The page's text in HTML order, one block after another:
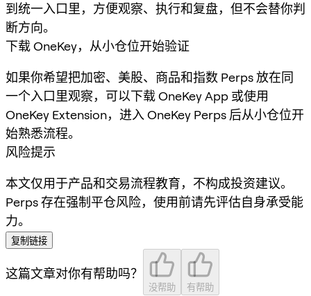
到统一入口里，方便观察、执行和复盘，但不会替你判
断方向。
下载 OneKey，从小仓位开始验证
如果你希望把加密、美股、商品和指数 Perps 放在同
一个入口里观察，可以下载 OneKey App 或使用
OneKey Extension，进入 OneKey Perps 后从小仓位开
始熟悉流程。
风险提示
本文仅用于产品和交易流程教育，不构成投资建议。
Perps 存在强制平仓风险，使用前请先评估自身承受能
力。
复制链接
这篇文章对你有帮助吗？
没帮助 有帮助